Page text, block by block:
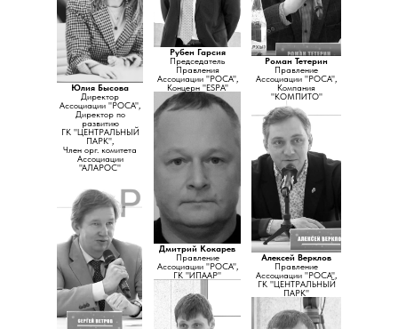
Юлия Бысова
Директор
Ассоциации "РОСА",
Директор по
развитию
ГК "ЦЕНТРАЛЬНЫЙ
ПАРК",
Член орг. комитета
Ассоциации
"АЛАРОС"
Рубен Гарсия
Председатель
Правления
Ассоциации "РОСА",
Концерн "ESPA"
Роман Тетерин
Правление
Ассоциации "РОСА",
Компания
"КОМПИТО"
Дмитрий Кокарев
Правление
Ассоциации "РОСА",
ГК "ИПААР"
Алексей Верклов
Правление
Ассоциации "РОСА",
ГК "ЦЕНТРАЛЬНЫЙ
ПАРК"